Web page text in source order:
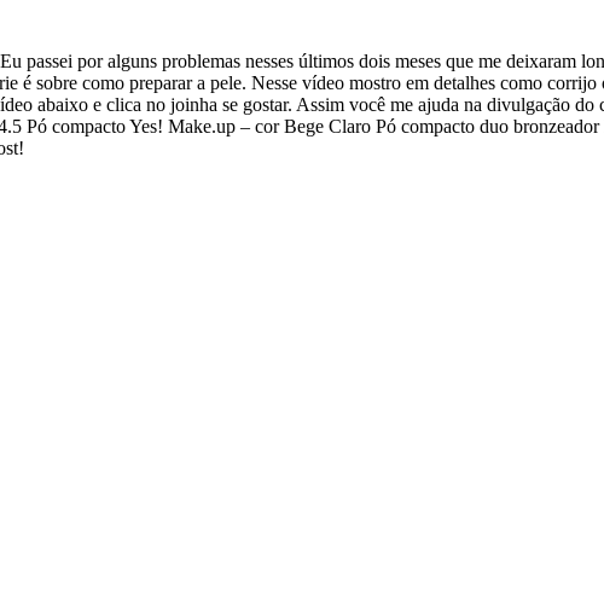
passei por alguns problemas nesses últimos dois meses que me deixaram
é sobre como preparar a pele. Nesse vídeo mostro em detalhes como
abaixo e clica no joinha se gostar. Assim você me ajuda na divulgação
Pó compacto Yes! Make.up – cor Bege Claro Pó compacto duo